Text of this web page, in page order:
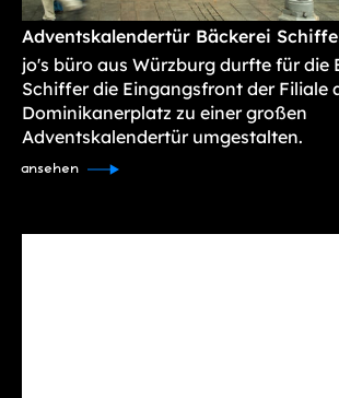
Adventskalendertür Bäckerei
jo's büro aus Würzburg durfte für die
Schiffer die Eingangsfront der Filiale
Dominikanerplatz zu einer großen
Adventskalendertür umgestalten.
ansehen